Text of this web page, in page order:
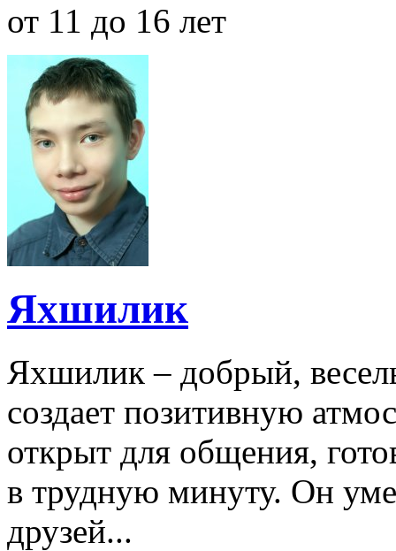
от 11 до 16 лет
Яхшилик
Яхшилик – добрый,
создает позитивную
открыт для общения,
в трудную минуту. Он
друзей...